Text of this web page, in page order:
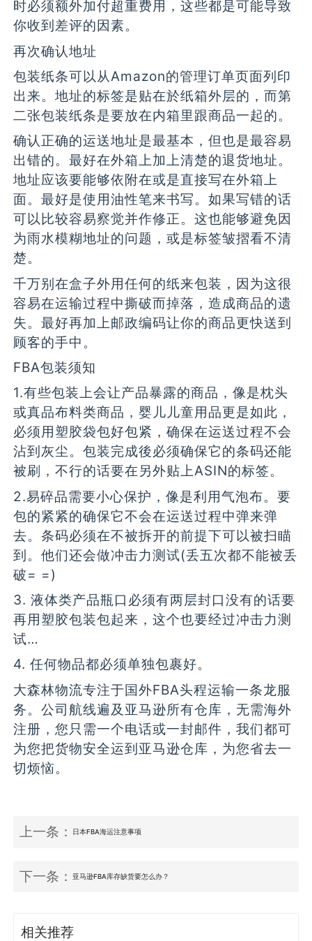
时必须额外加付超重费用，这些都是可能导致
你收到差评的因素。
再次确认地址
包装纸条可以从Amazon的管理订单页面列印
出来。地址的标签是贴在於纸箱外层的，而第
二张包装纸条是要放在内箱里跟商品一起的。
确认正确的运送地址是最基本，但也是最容易
出错的。最好在外箱上加上清楚的退货地址。
地址应该要能够依附在或是直接写在外箱上
面。最好是使用油性笔来书写。如果写错的话
可以比较容易察觉并作修正。这也能够避免因
为雨水模糊地址的问题，或是标签皱摺看不清
楚。
千万别在盒子外用任何的纸来包装，因为这很
容易在运输过程中撕破而掉落，造成商品的遗
失。最好再加上邮政编码让你的商品更快送到
顾客的手中。
FBA包装须知
1.有些包装上会让产品暴露的商品，像是枕头
或真品布料类商品，婴儿儿童用品更是如此，
必须用塑胶袋包好包紧，确保在运送过程不会
沾到灰尘。包装完成後必须确保它的条码还能
被刷，不行的话要在另外贴上ASIN的标签。
2.易碎品需要小心保护，像是利用气泡布。要
包的紧紧的确保它不会在运送过程中弹来弹
去。条码必须在不被拆开的前提下可以被扫瞄
到。他们还会做冲击力测试(丢五次都不能被丢
破= =)
3. 液体类产品瓶口必须有两层封口没有的话要
再用塑胶包装包起来，这个也要经过冲击力测
试…
4. 任何物品都必须单独包裹好。
大森林物流专注于国外FBA头程运输一条龙服
务。公司航线遍及亚马逊所有仓库，无需海外
注册，您只需一个电话或一封邮件，我们都可
为您把货物安全运到亚马逊仓库，为您省去一
切烦恼。
上一条： 日本FBA海运注意事项
下一条：亚马逊FBA库存缺货要怎么办？
相关推荐